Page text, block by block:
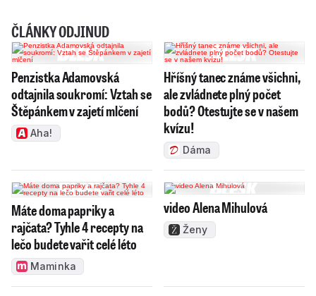
ČLÁNKY ODJINUD
Penzistka Adamovská
odtajnila soukromí: Vztah se
Štěpánkem v zajetí mlčení
Aha!
Hříšný tanec známe všichni,
ale zvládnete plný počet
bodů? Otestujte se v našem
kvízu!
Dáma
Máte doma papriky a
rajčata? Tyhle 4 recepty na
lečo budete vařit celé léto
Maminka
video Alena Mihulová
Ženy